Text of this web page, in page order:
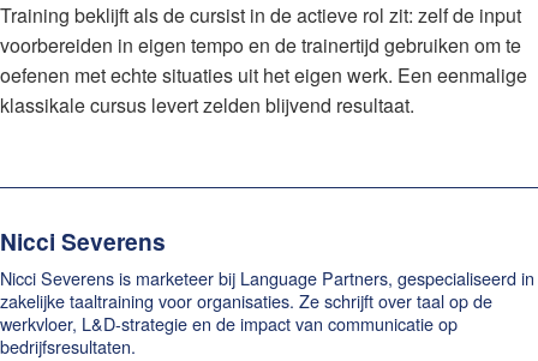
Training beklijft als de cursist in de actieve rol zit: zelf de input
voorbereiden in eigen tempo en de trainertijd gebruiken om te
oefenen met echte situaties uit het eigen werk. Een eenmalige
klassikale cursus levert zelden blijvend resultaat.
Nicci Severens
Nicci Severens is marketeer bij Language Partners, gespecialiseerd in
zakelijke taaltraining voor organisaties. Ze schrijft over taal op de
werkvloer, L&D-strategie en de impact van communicatie op
bedrijfsresultaten.